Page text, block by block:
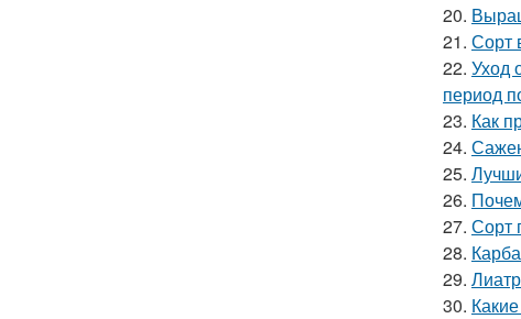
20.
21. Сорт
22. Уход
период
23. Как
24.
25.
26.
27.
28.
29.
30.